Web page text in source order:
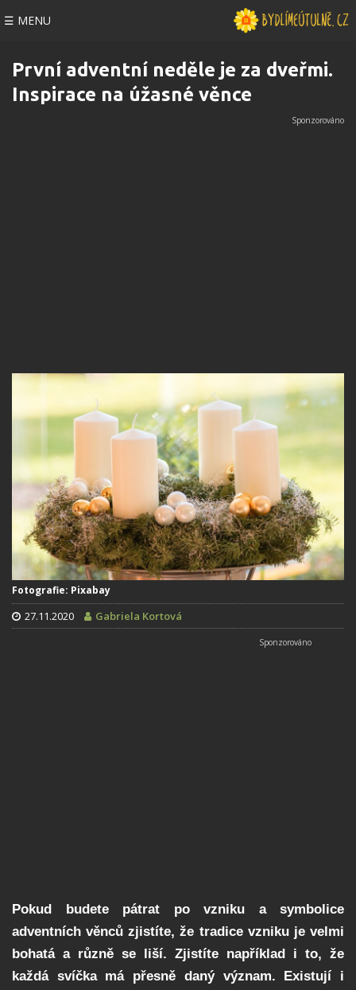
☰ MENU
První adventní neděle je za dveřmi.
Inspirace na úžasné věnce
Fotografie: Pixabay
27.11.2020 Gabriela Kortová
Pokud budete pátrat po vzniku a symbolice
adventních věnců zjistíte, že tradice vzniku je velmi
bohatá a různě se liší. Zjistíte například i to, že
každá svíčka má přesně daný význam. Existují i